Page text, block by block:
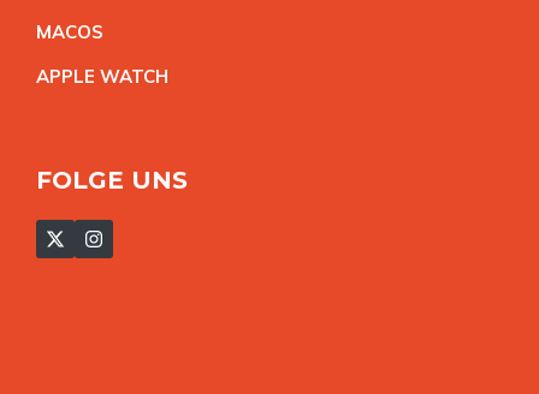
MACOS
APPLE WATCH
FOLGE UNS